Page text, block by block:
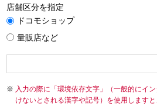
店舗区分を指定
ドコモショップ
量販店など
入力の際に「環境依存文字」（一般的にイ
けないとされる漢字や記号）を使用します